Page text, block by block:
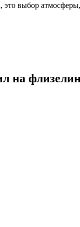
выбор
на